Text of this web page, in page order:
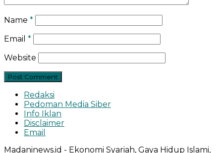
Name *
Email *
Website
Redaksi
Pedoman Media Siber
Info Iklan
Disclaimer
Email
Madaninews.id - Ekonomi Syariah, Gaya Hidup Islami,